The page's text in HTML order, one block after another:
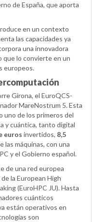
de España, que aporta
en un contexto
las capacidades ya
una innovadora
que lo convierte en un
europeos.
Girona, el EuroQCS-
MareNostrum 5. Esta
uno de los primeros del
y cuántica, tanto digital
euros invertidos, 8,5
las máquinas, con una
y el Gobierno español.
de una red europea
la European High
(EuroHPC JU). Hasta
cuánticos
están operativos en
son